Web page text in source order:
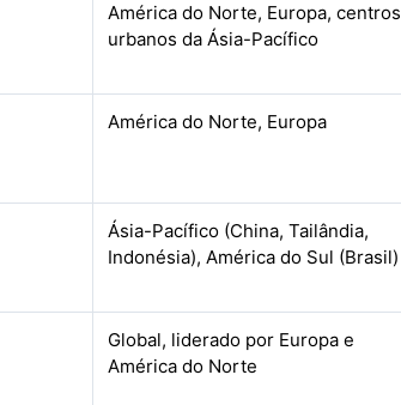
América do Norte, Europa, centros
urbanos da Ásia-Pacífico
América do Norte, Europa
Ásia-Pacífico (China, Tailândia,
Indonésia), América do Sul (Brasil)
Global, liderado por Europa e
América do Norte